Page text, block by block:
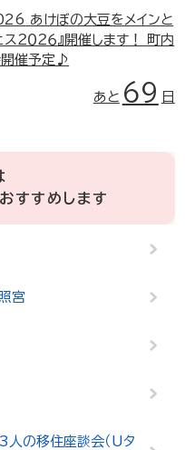
あけぼの大豆をメインと
２０２６』開催します！ 町内
開催予定♪
あと 69 日
すすめします
宮
の移住座談会（Uタ